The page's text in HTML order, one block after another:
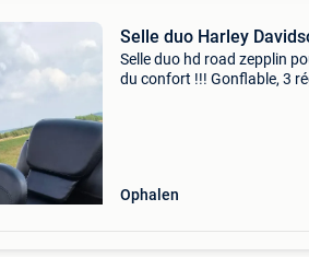
Selle duo Harley
Selle duo hd road zepplin
du confort !!! Gonflable, 3
Ophalen